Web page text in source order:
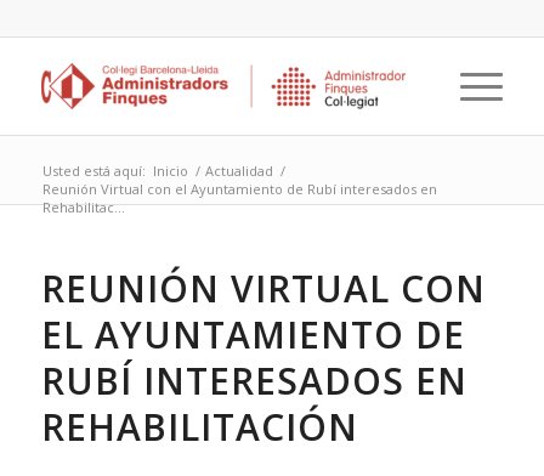
Usted está aquí: Inicio / Actualidad /
Reunión Virtual con el Ayuntamiento de Rubí interesados en
Rehabilitac...
REUNIÓN VIRTUAL CON
EL AYUNTAMIENTO DE
RUBÍ INTERESADOS EN
REHABILITACIÓN